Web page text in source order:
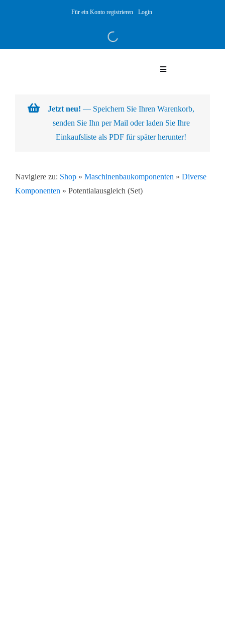
Für ein Konto registrieren Login
Toggle
Jetzt neu! — Speichern Sie Ihren Warenkorb,
senden Sie Ihn per Mail oder laden Sie Ihre
Einkaufsliste als PDF für später herunter!
Navigiere zu: Shop» Maschinenbaukomponenten » Diverse
Komponenten » Potentialausgleich (Set)